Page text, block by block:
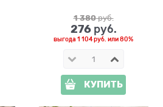
1 380 руб.
276 руб.
выгода 1 104 руб. или80%
КУПИТЬ